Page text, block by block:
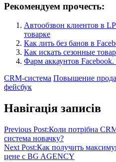
Рекомендуем прочесть:
Автообзвон клиентов в
товарке
Как лить без банов в
Как искать сезонные
Фарм аккаунтов
CRM-система Повышение
фейсбук
Навігація записів
Previous Post:Коли потрібна
система новачку?
Next Post:Как получить
цене с BG AGENCY